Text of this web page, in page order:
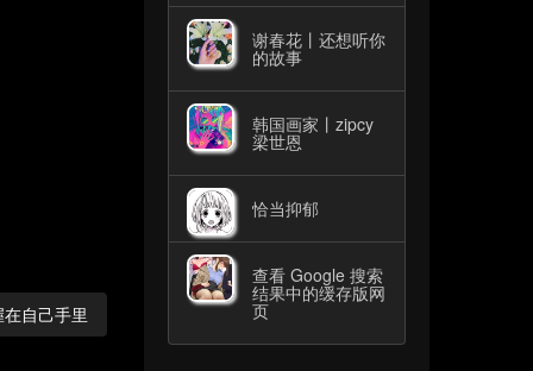
自己手里
谢春花丨还想听你
的故事
韩国画家丨zipcy
梁世恩
恰当抑郁
查看 Google 搜索
结果中的缓存版网
页